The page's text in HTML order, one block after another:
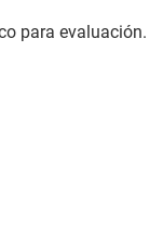
para evaluación.